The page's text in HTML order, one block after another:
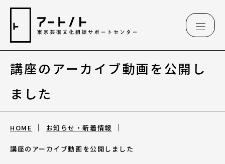
相談情報
専用フォーム
講座のアーカイブ動画を公開し
ました
HOME お知らせ・新着情報
講座のアーカイブ動画を公開しました